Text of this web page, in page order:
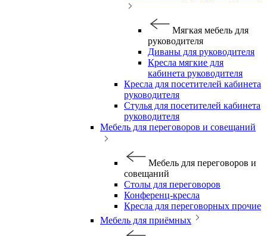
Мягкая мебель для
руководителя
Диваны для руководителя
Кресла мягкие для
кабинета руководителя
Кресла для посетителей кабинета
руководителя
Стулья для посетителей кабинета
руководителя
Мебель для переговоров и совещаний
Мебель для переговоров и
совещаний
Столы для переговоров
Конференц-кресла
Кресла для переговорных прочие
Мебель для приёмных